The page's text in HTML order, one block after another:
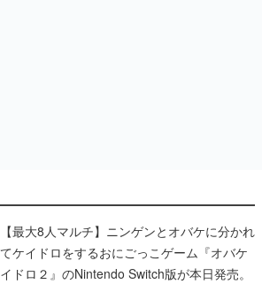
【最大8人マルチ】ニンゲンとオバケに分かれ
てケイドロをするおにごっこゲーム『オバケ
イドロ２』のNintendo Switch版が本日発売。